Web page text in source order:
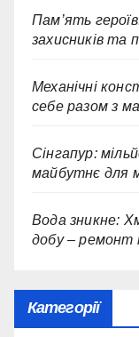
Пам’ять
захисників та
Механічні
себе разом з
Сінгапур:
майбутнє для
Вода зникне:
добу – ремонт
Категорії